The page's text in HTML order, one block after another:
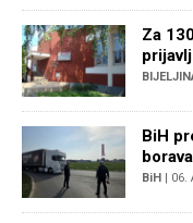
Za
BiH
BiH | 06.